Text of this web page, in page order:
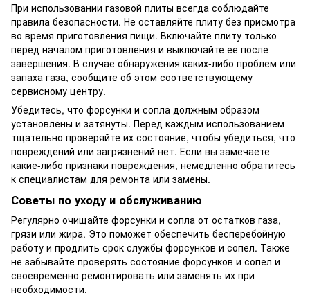
При использовании газовой плиты всегда соблюдайте
правила безопасности. Не оставляйте плиту без присмотра
во время приготовления пищи. Включайте плиту только
перед началом приготовления и выключайте ее после
завершения. В случае обнаружения каких-либо проблем или
запаха газа, сообщите об этом соответствующему
сервисному центру.
Убедитесь, что форсунки и сопла должным образом
установлены и затянуты. Перед каждым использованием
тщательно проверяйте их состояние, чтобы убедиться, что
повреждений или загрязнений нет. Если вы замечаете
какие-либо признаки повреждения, немедленно обратитесь
к специалистам для ремонта или замены.
Советы по уходу и обслуживанию
Регулярно очищайте форсунки и сопла от остатков газа,
грязи или жира. Это поможет обеспечить бесперебойную
работу и продлить срок службы форсунков и сопел. Также
не забывайте проверять состояние форсунков и сопел и
своевременно ремонтировать или заменять их при
необходимости.